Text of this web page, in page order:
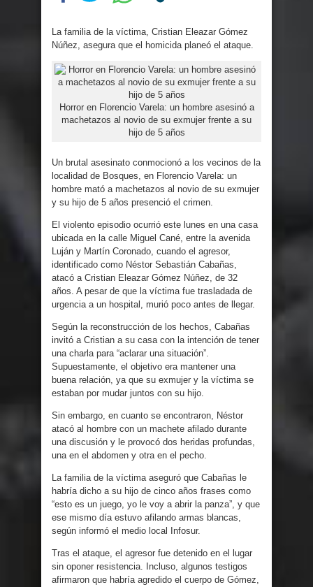
La familia de la víctima, Cristian Eleazar Gómez
Núñez, asegura que el homicida planeó el ataque.
Horror en Florencio Varela: un hombre asesinó a
machetazos al novio de su exmujer frente a su
hijo de 5 años
Un brutal asesinato conmocionó a los vecinos de la
localidad de Bosques, en Florencio Varela: un
hombre mató a machetazos al novio de su exmujer
y su hijo de 5 años presenció el crimen.
El violento episodio ocurrió este lunes en una casa
ubicada en la calle Miguel Cané, entre la avenida
Luján y Martín Coronado, cuando el agresor,
identificado como Néstor Sebastián Cabañas,
atacó a Cristian Eleazar Gómez Núñez, de 32
años. A pesar de que la víctima fue trasladada de
urgencia a un hospital, murió poco antes de llegar.
Según la reconstrucción de los hechos, Cabañas
invitó a Cristian a su casa con la intención de tener
una charla para “aclarar una situación”.
Supuestamente, el objetivo era mantener una
buena relación, ya que su exmujer y la víctima se
estaban por mudar juntos con su hijo.
Sin embargo, en cuanto se encontraron, Néstor
atacó al hombre con un machete afilado durante
una discusión y le provocó dos heridas profundas,
una en el abdomen y otra en el pecho.
La familia de la víctima aseguró que Cabañas le
habría dicho a su hijo de cinco años frases como
“esto es un juego, yo le voy a abrir la panza”, y que
ese mismo día estuvo afilando armas blancas,
según informó el medio local Infosur.
Tras el ataque, el agresor fue detenido en el lugar
sin oponer resistencia. Incluso, algunos testigos
afirmaron que habría agredido el cuerpo de Gómez,